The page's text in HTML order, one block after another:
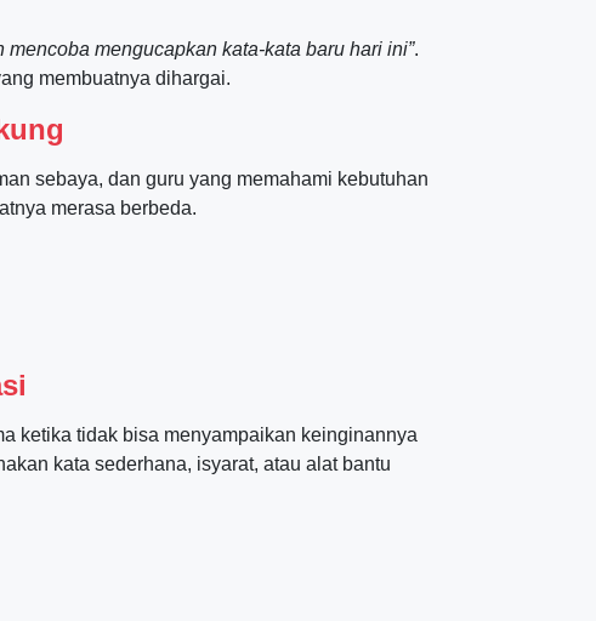
mencoba mengucapkan kata-kata baru hari ini”.
membuatnya dihargai.
sebaya, dan guru yang memahami kebutuhan
merasa berbeda.
ketika tidak bisa menyampaikan keinginannya
kata sederhana, isyarat, atau alat bantu